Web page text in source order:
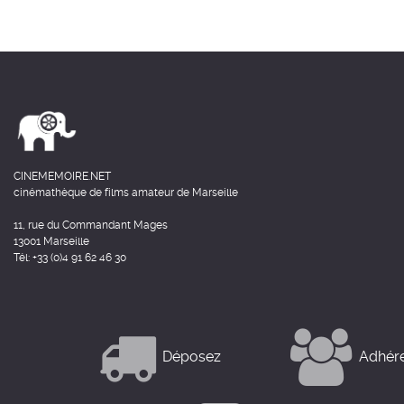
CINEMEMOIRE.NET
cinémathèque de films amateur de Marseille
11, rue du Commandant Mages
13001 Marseille
Tél: +33 (0)4 91 62 46 30
Déposez